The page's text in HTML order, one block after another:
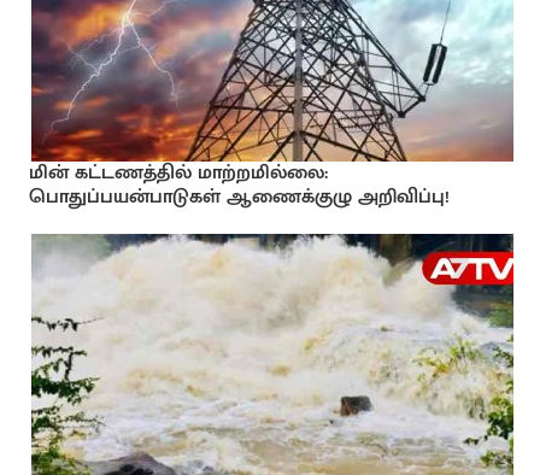
மின் கட்டணத்தில் மாற்றமில்லை:
பொதுப்பயன்பாடுகள் ஆணைக்குழு அறிவிப்பு!